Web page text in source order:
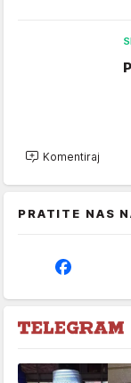
Komentiraj
PRATITE NAS